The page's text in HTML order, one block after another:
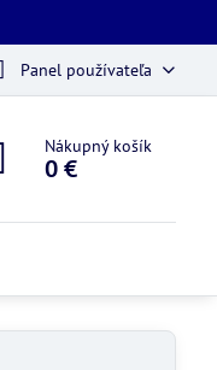
Panel používateľa
Nákupný košík
0 €